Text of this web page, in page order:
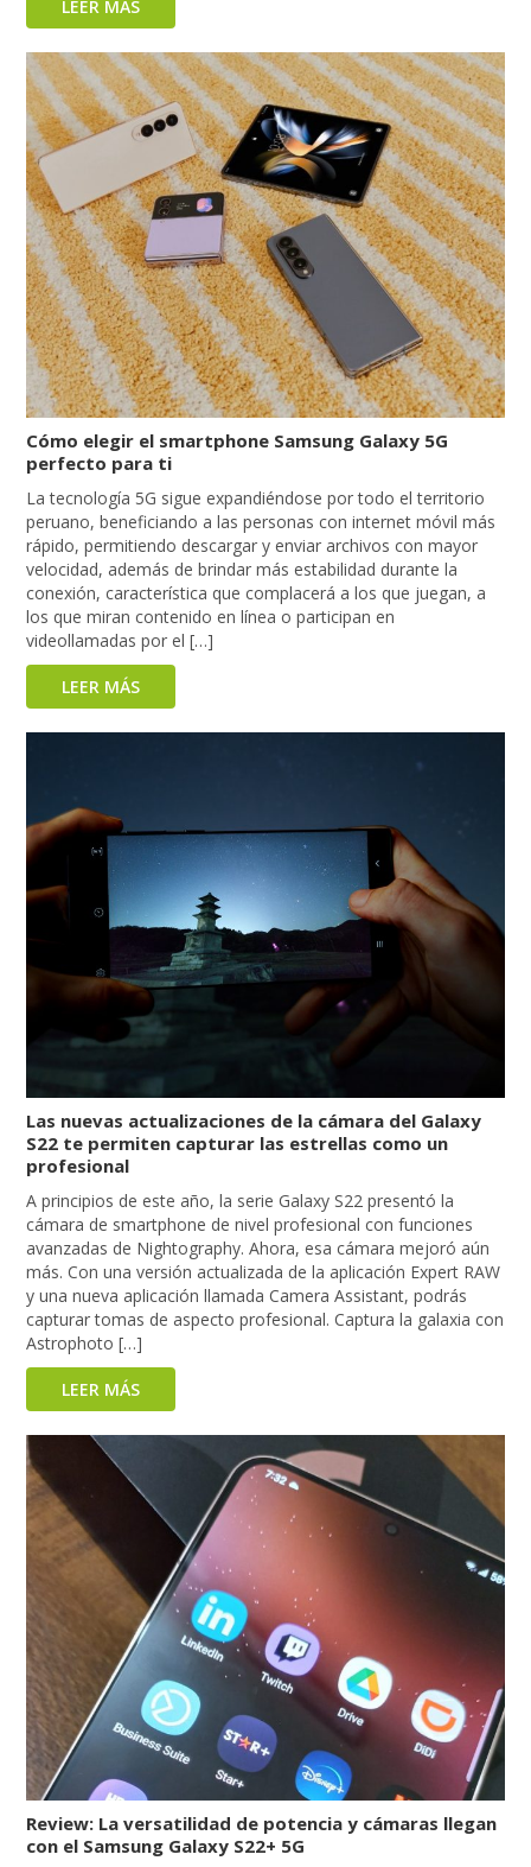
LEER MÁS
Cómo elegir el smartphone Samsung Galaxy 5G
perfecto para ti
La tecnología 5G sigue expandiéndose por todo el territorio
peruano, beneficiando a las personas con internet móvil más
rápido, permitiendo descargar y enviar archivos con mayor
velocidad, además de brindar más estabilidad durante la
conexión, característica que complacerá a los que juegan, a
los que miran contenido en línea o participan en
videollamadas por el […]
LEER MÁS
Las nuevas actualizaciones de la cámara del Galaxy
S22 te permiten capturar las estrellas como un
profesional
A principios de este año, la serie Galaxy S22 presentó la
cámara de smartphone de nivel profesional con funciones
avanzadas de Nightography. Ahora, esa cámara mejoró aún
más. Con una versión actualizada de la aplicación Expert RAW
y una nueva aplicación llamada Camera Assistant, podrás
capturar tomas de aspecto profesional. Captura la galaxia con
Astrophoto […]
LEER MÁS
Review: La versatilidad de potencia y cámaras llegan
con el Samsung Galaxy S22+ 5G